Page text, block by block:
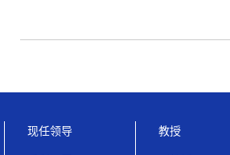
现任领导 教授